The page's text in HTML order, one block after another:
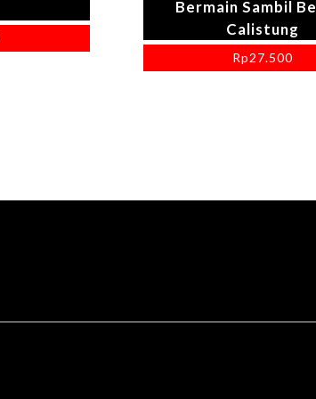
Bermain Sambil
Calistung
Rp27.500